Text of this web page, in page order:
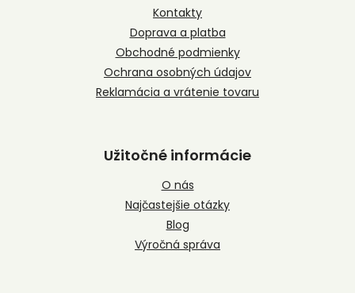
Kontakty
Doprava a platba
Obchodné podmienky
Ochrana osobných údajov
Reklamácia a vrátenie tovaru
Užitočné informácie
O nás
Najčastejšie otázky
Blog
Výročná správa